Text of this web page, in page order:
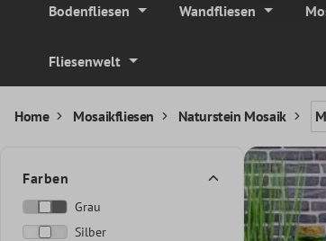
Bodenfliesen Wandfliesen
Fliesenwelt
Home Mosaikfliesen Naturstein Mosaik
Farben
Grau
Silber